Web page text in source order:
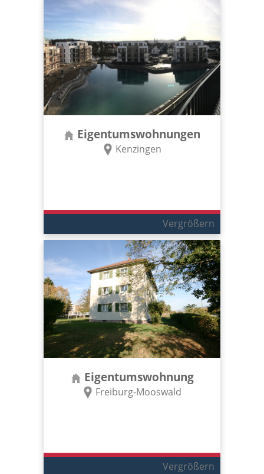
Eigentumswohnungen
Kenzingen
Vergrößern
Eigentumswohnung
Freiburg-Mooswald
Vergrößern